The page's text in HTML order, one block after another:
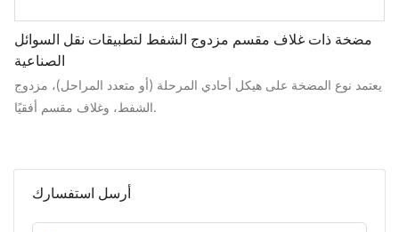
أرسل استفسارك
مضخة ذات غلاف مقسم مزدوج الشفط لتطبيقات نقل السوائل
الصناعية
يعتمد نوع المضخة على هيكل أحادي المرحلة (أو متعدد المراحل)، مزدوج
الشفط، وغلاف مقسم أفقيًا.